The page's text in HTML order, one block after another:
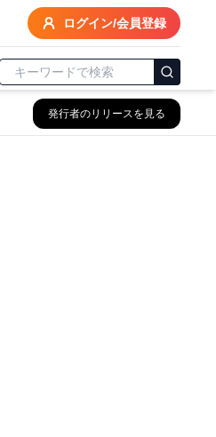
ログイン/会員登録
発行者のリリースを見る